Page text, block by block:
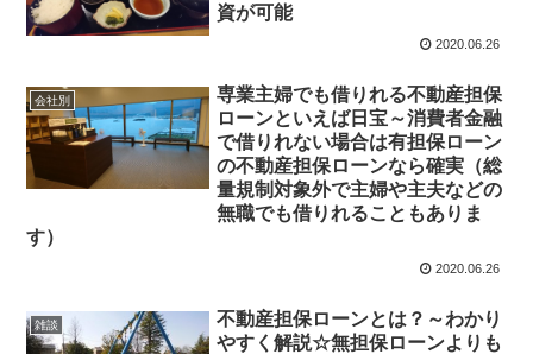
資が可能
2020.06.26
会社別
専業主婦でも借りれる不動産担保
ローンといえば日宝～消費者金融
で借りれない場合は有担保ローン
の不動産担保ローンなら確実（総
量規制対象外で主婦や主夫などの
無職でも借りれることもありま
す）
2020.06.26
雑談
不動産担保ローンとは？～わかり
やすく解説☆無担保ローンよりも